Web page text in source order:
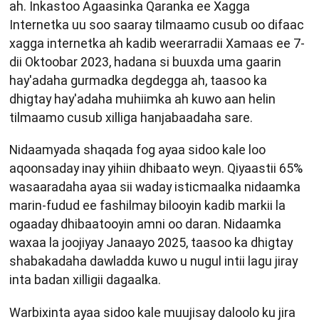
ah. Inkastoo Agaasinka Qaranka ee Xagga
Internetka uu soo saaray tilmaamo cusub oo difaac
xagga internetka ah kadib weerarradii Xamaas ee 7-
dii Oktoobar 2023, hadana si buuxda uma gaarin
hay'adaha gurmadka degdegga ah, taasoo ka
dhigtay hay'adaha muhiimka ah kuwo aan helin
tilmaamo cusub xilliga hanjabaadaha sare.
Nidaamyada shaqada fog ayaa sidoo kale loo
aqoonsaday inay yihiin dhibaato weyn. Qiyaastii 65%
wasaaradaha ayaa sii waday isticmaalka nidaamka
marin-fudud ee fashilmay bilooyin kadib markii la
ogaaday dhibaatooyin amni oo daran. Nidaamka
waxaa la joojiyay Janaayo 2025, taasoo ka dhigtay
shabakadaha dawladda kuwo u nugul intii lagu jiray
inta badan xilligii dagaalka.
Warbixinta ayaa sidoo kale muujisay daloolo ku jira